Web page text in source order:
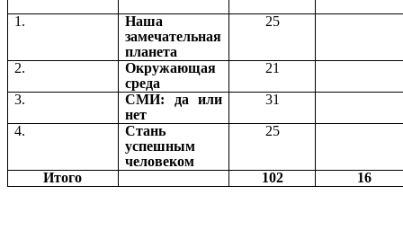
1.
Наша
замечательная
планета
25
2.
Окружающая
среда
21
3.
СМИ: да или
нет
31
4.
Стань
успешным
человеком
25
Итого 102 16